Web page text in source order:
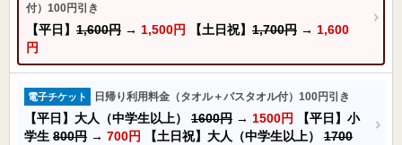
付）100円引き
【平日】 1,600円 → 1,500円 【土日祝】 1,700円 → 1,600
円
電子チケット 日帰り利用料金（タオル＋バスタオル付）100円引き
【平日】大人（中学生以上） 1600円 → 1500円
【平日】小
学生 800円 → 700円 【土日祝】大人（中学生以上） 1700